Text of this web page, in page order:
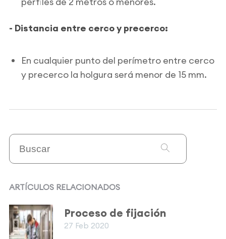
- Distancia entre cerco y precerco:
En cualquier punto del perímetro entre cerco
y precerco la holgura será menor de 15 mm.
ARTÍCULOS RELACIONADOS
Proceso de fijación
27 Feb 2020